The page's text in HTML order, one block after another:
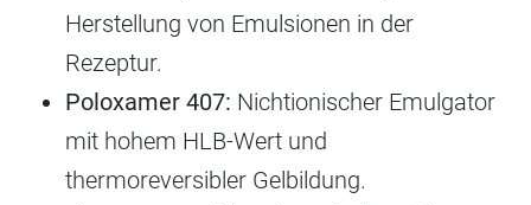
Herstellung von Emulsionen in der
Rezeptur.
Poloxamer 407: Nichtionischer Emulgator
mit hohem HLB-Wert und
thermoreversibler Gelbildung.